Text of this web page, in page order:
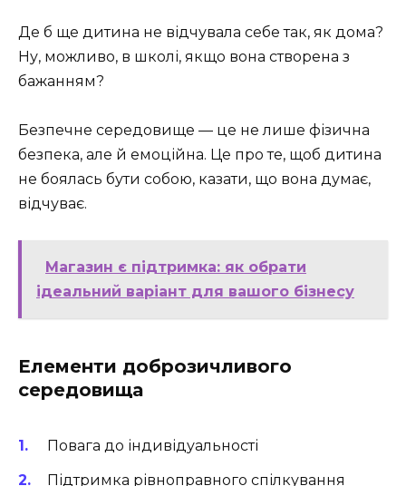
Де б ще дитина не відчувала себе так, як дома?
Ну, можливо, в школі, якщо вона створена з
бажанням?
Безпечне середовище — це не лише фізична
безпека, але й емоційна. Це про те, щоб дитина
не боялась бути собою, казати, що вона думає,
відчуває.
Магазин є підтримка: як обрати
ідеальний варіант для вашого бізнесу
Елементи доброзичливого
середовища
Повага до індивідуальності
Підтримка рівноправного спілкування